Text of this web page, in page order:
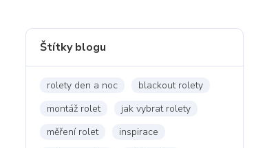
Štítky blogu
rolety den a noc
blackout rolety
montáž rolet
jak vybrat rolety
měření rolet
inspirace